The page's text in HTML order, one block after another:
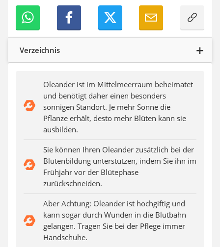
Koifutter
Kassettenmarkise
Bosch-Heckenschere
Stihl-Laubbläser
Minidumper
Verzeichnis
Oleander ist im Mittelmeerraum beheimatet
und benötigt daher einen besonders
sonnigen Standort. Je mehr Sonne die
Pflanze erhält, desto mehr Blüten kann sie
ausbilden.
Sie können Ihren Oleander zusätzlich bei der
Blütenbildung unterstützen, indem Sie ihn im
Frühjahr vor der Blütephase
zurückschneiden.
Aber Achtung: Oleander ist hochgiftig und
kann sogar durch Wunden in die Blutbahn
gelangen. Tragen Sie bei der Pflege immer
Handschuhe.